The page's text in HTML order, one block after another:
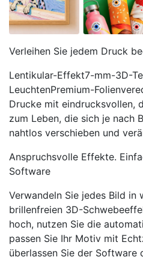
Verleihen Sie jedem Druck
Lentikular-Effekt7-mm-3D-
LeuchtenPremium-
Drucke mit eindrucksvollen,
zum Leben, die sich je nach
nahtlos verschieben und
Anspruchsvolle Effekte.
Software
Verwandeln Sie jedes Bild in
brillenfreien 3D-
hoch, nutzen Sie die
passen Sie Ihr Motiv mit
überlassen Sie der Software